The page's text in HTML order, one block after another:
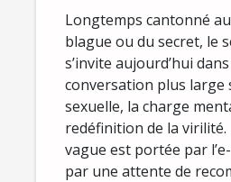
Longtemps cantonné
blague ou du secret, le
s’invite aujourd’hui
conversation plus large
sexuelle, la charge
redéfinition de la virilité.
vague est portée par
par une attente de